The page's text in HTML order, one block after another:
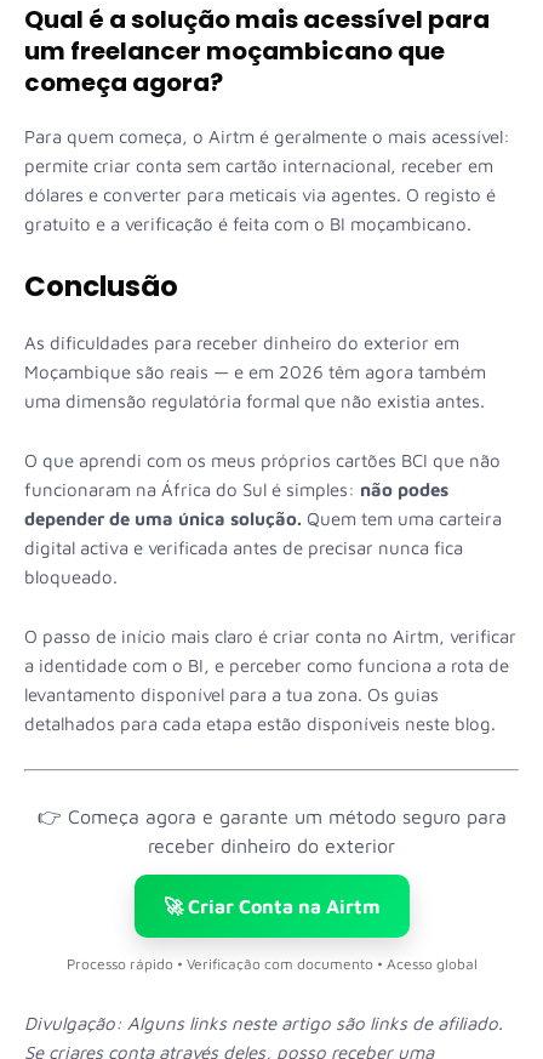
Qual é a solução mais acessível para
um freelancer moçambicano que
começa agora?
Para quem começa, o Airtm é geralmente o mais acessível:
permite criar conta sem cartão internacional, receber em
dólares e converter para meticais via agentes. O registo é
gratuito e a verificação é feita com o BI moçambicano.
Conclusão
As dificuldades para receber dinheiro do exterior em
Moçambique são reais — e em 2026 têm agora também
uma dimensão regulatória formal que não existia antes.
O que aprendi com os meus próprios cartões BCI que não
funcionaram na África do Sul é simples: não podes
depender de uma única solução. Quem tem uma carteira
digital activa e verificada antes de precisar nunca fica
bloqueado.
O passo de início mais claro é criar conta no Airtm, verificar
a identidade com o BI, e perceber como funciona a rota de
levantamento disponível para a tua zona. Os guias
detalhados para cada etapa estão disponíveis neste blog.
👉 Começa agora e garante um método seguro para
receber dinheiro do exterior
🚀 Criar Conta na Airtm
Processo rápido • Verificação com documento • Acesso global
Divulgação: Alguns links neste artigo são links de afiliado.
Se criares conta através deles, posso receber uma